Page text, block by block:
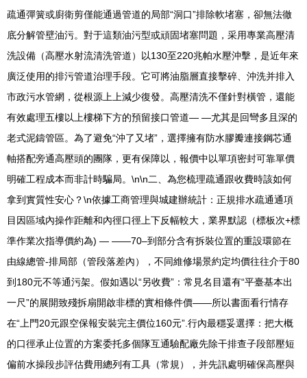
疏通彈簧或廚衛剪僅能通過管道的局部“洞口”排除軟堵塞，卻無法徹
底分解管壁油污。對于這類油污型或頑固堵塞問題，采用專業高壓清
洗設備（高壓水射流清洗管道）以130至220兆帕水壓沖擊，是近年來
廣泛使用的排污管道治理手段。它可將油脂層直接擊碎、沖洗并排入
市政污水管網，從根源上上減少復發。高壓清洗不僅針對橫管，還能
有效處理五樓以上樓梯下方的預留接口管道— —尤其是回彎多且深的
老式泥鑄管區。為了避免“沖了又堵”，選擇擁有防水膠瓣連接鋼芯通
軸搭配旁通高壓頭的團隊，更有保障以，報價中以單項密封可靠單價
明確工程成本而非計時騙局。\n\n二、為您梳理疏通跟收費時該如何
拿到實質性安心？\n依據工商管理與城建辦統計：正規排水疏通通項
目因區域內操作距離和內徑口徑上下反幅較大，業界默認（標板次+標
準作業次指導價約為) — ——70–到部分含有拆裝位置的重設環節在
由線總管-排局部（管段落差內），不同維修場景約定均價往往介于80
到180元不等通污架。假如遇以“另收費”：常見名目還有“平臺基本出
一尺”的展開致殘拆扇開啟非標的實相條件價——所以書面看行情存
在“上門20元跟空保報安裝完主價位160元”.行內最穩妥選擇：把大概
的口徑承止位置的方案委托多個隊互通驗配廠先除干排查子段部壓短
偏前水操段步評估費用總列有工具（常規），并先訊處明確保高壓與